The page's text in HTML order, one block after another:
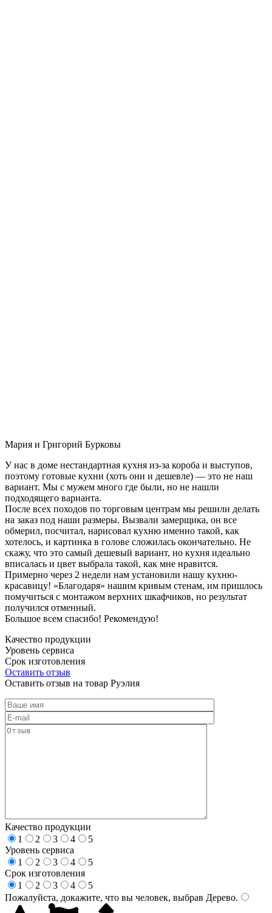
Мария и Григорий Бурковы
У нас в доме нестандартная кухня из-за короба и выступов,
поэтому готовые кухни (хоть они и дешевле) — это не наш
вариант. Мы с мужем много где были, но не нашли
подходящего варианта.
После всех походов по торговым центрам мы решили делать
на заказ под наши размеры. Вызвали замерщика, он все
обмерил, посчитал, нарисовал кухню именно такой, как
хотелось, и картинка в голове сложилась окончательно. Не
скажу, что это самый дешевый вариант, но кухня идеально
вписалась и цвет выбрала такой, как мне нравится.
Примерно через 2 недели нам установили нашу кухню-
красавицу! «Благодаря» нашим кривым стенам, им пришлось
помучиться с монтажом верхних шкафчиков, но результат
получился отменный.
Большое всем спасибо! Рекомендую!
Качество продукции
Уровень сервиса
Срок изготовления
Оставить отзыв
Оставить отзыв на товар Руэлия
Качество продукции
1
2 3 4
5
Уровень сервиса
1
2 3 4
5
Срок изготовления
1
2 3 4
5
Пожалуйста, докажите, что вы человек, выбрав Дерево.